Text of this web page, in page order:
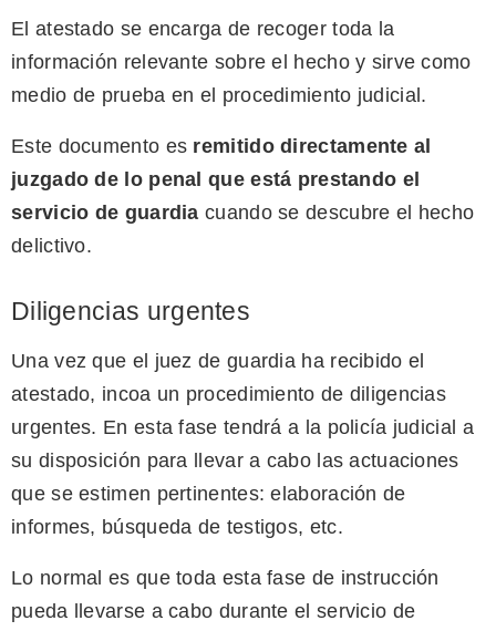
El atestado se encarga de recoger toda la
información relevante sobre el hecho y sirve como
medio de prueba en el procedimiento judicial.
Este documento es remitido directamente al
juzgado de lo penal que está prestando el
servicio de guardia cuando se descubre el hecho
delictivo.
Diligencias urgentes
Una vez que el juez de guardia ha recibido el
atestado, incoa un procedimiento de diligencias
urgentes. En esta fase tendrá a la policía judicial a
su disposición para llevar a cabo las actuaciones
que se estimen pertinentes: elaboración de
informes, búsqueda de testigos, etc.
Lo normal es que toda esta fase de instrucción
pueda llevarse a cabo durante el servicio de